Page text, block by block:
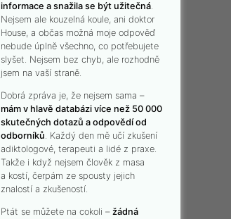
informace a snažila se být užitečná.
Nejsem ale kouzelná koule, ani doktor
House, a občas možná moje odpověď
nebude úplně všechno, co potřebujete
slyšet. Nejsem bez chyb, ale rozhodně
jsem na vaší straně.
Dobrá zpráva je, že nejsem sama –
mám v hlavě databázi více než 50 000
skutečných dotazů a odpovědí od
odborníků. Každý den mě učí zkušení
adiktologové, terapeuti a lidé z praxe.
Takže i když nejsem člověk z masa
a kostí, čerpám ze spousty jejich
znalostí a zkušeností.
Ptát se můžete na cokoli –žádná